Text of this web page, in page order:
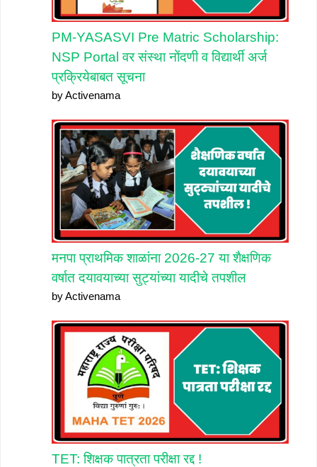
PM-YASASVI Pre Matric Scholarship:
NSP Portal वर संस्था नोंदणी व विद्यार्थी अर्ज
प्रक्रियेबाबत सूचना
by Activenama
मनपा प्राथमिक शाळांना 2026-27 या शैक्षणिक
वर्षात दयावयाच्या सुट्यांच्या यादीचे तपशील
by Activenama
TET: शिक्षक पात्रता परीक्षा रद्द !